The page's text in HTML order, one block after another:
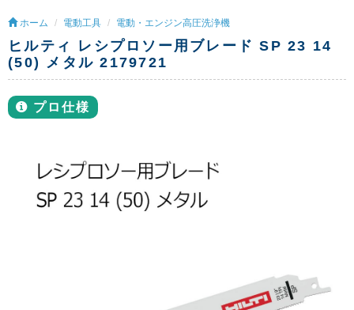
ホーム 電動工具 電動・エンジン高圧洗浄機
ヒルティ レシプロソー用ブレード SP 23 14
(50) メタル 2179721
プロ仕様